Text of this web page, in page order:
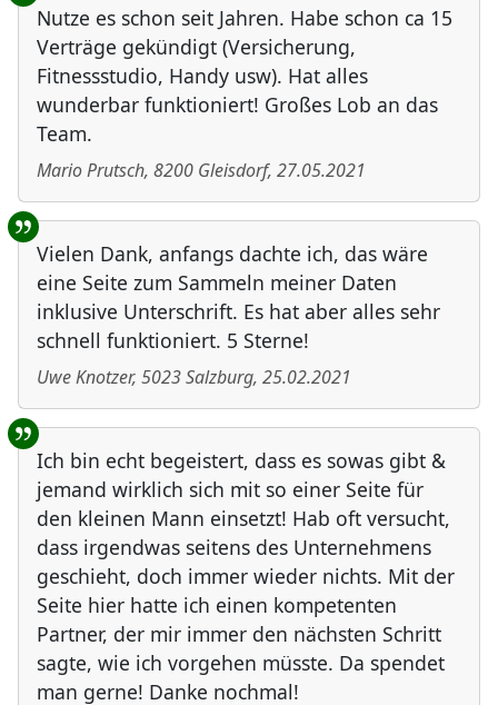
Nutze es schon seit Jahren. Habe schon ca 15
Verträge gekündigt (Versicherung,
Fitnessstudio, Handy usw). Hat alles
wunderbar funktioniert! Großes Lob an das
Team.
Mario Prutsch, 8200 Gleisdorf, 27.05.2021
Vielen Dank, anfangs dachte ich, das wäre
eine Seite zum Sammeln meiner Daten
inklusive Unterschrift. Es hat aber alles sehr
schnell funktioniert. 5 Sterne!
Uwe Knotzer, 5023Salzburg, 25.02.2021
Ich bin echt begeistert, dass es sowas gibt &
jemand wirklich sich mit so einer Seite für
den kleinen Mann einsetzt! Hab oft versucht,
dass irgendwas seitens des Unternehmens
geschieht, doch immer wieder nichts. Mit der
Seite hier hatte ich einen kompetenten
Partner, der mir immer den nächsten Schritt
sagte, wie ich vorgehen müsste. Da spendet
man gerne! Danke nochmal!